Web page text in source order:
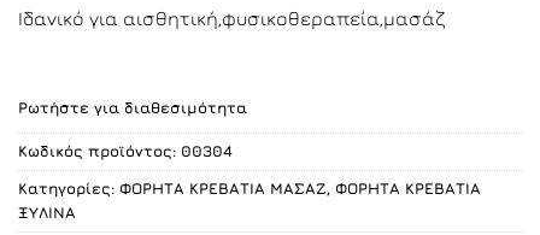
Ιδανικό για αισθητική,φυσικοθεραπεία,μασάζ
Ρωτήστε για διαθεσιμότητα
Κωδικός προϊόντος: 00304
Κατηγορίες: ΦΟΡΗΤΑ ΚΡΕΒΑΤΙΑ ΜΑΣΑΖ, ΦΟΡΗΤΑ ΚΡΕΒΑΤΙΑ
ΞΥΛΙΝΑ